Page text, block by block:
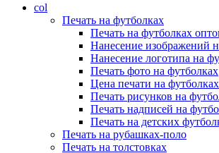
col
Печать на футболках
Печать на футболках
Нанесение изображений
Нанесение логотипа на
Печать фото на футболках
Цена печати на футболках
Печать рисунков на
Печать надписей на
Печать на детских
Печать на рубашках-поло
Печать на толстовках